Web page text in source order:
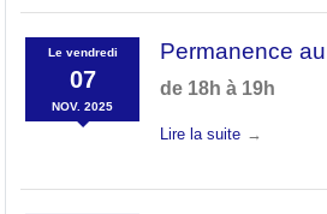
Le vendredi
07
NOV. 2025
Permanence
de 18h à 19h
Lire la suite